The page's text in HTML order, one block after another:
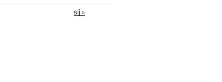
sij »